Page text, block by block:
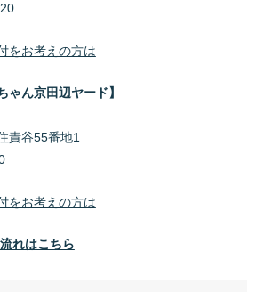
をお考えの方は
ゃん京田辺ヤード】
責谷55番地1
をお考えの方は
れはこちら